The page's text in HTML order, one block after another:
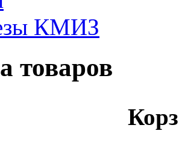
КМИЗ
товаров